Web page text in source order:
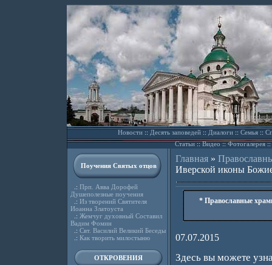
Новости::Десять заповедей::Диалоги::Семья::
Статьи::Видео ::Фотогалерея::
Поучения Святых отцов
.: Прп. Авва Дорофей
Душеполезные поучения
.: Из творений Святителя
Иоанна Златоуста
.: Жемчуг духовный Составил
Вадим Фомин
.: Свт. Василий Великий Беседы
.: Как творить милостыню
ОТКРОВЕНИЯ
Главная»
Иверской иконы
* Православные
07.07.2015
Здесь вы можете